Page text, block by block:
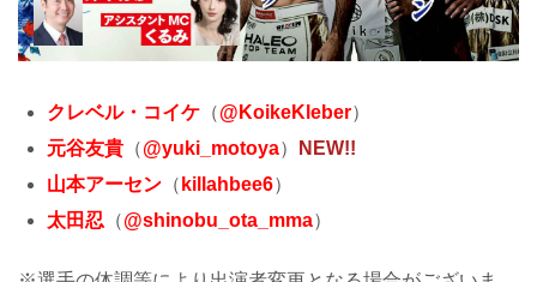
クレベル・コイケ （@KoikeKleber）
元谷友貴 （@yuki_motoya）
NEW!!
山本アーセン （ killahbee6）
太田忍 （@shinobu_ota_mma）